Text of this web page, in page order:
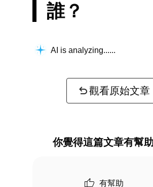
誰？
AI is analyzing...
觀看原始文章
你覺得這篇文章有幫
有幫助